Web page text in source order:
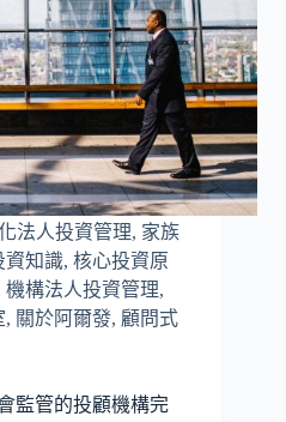
法人投資管理, 家族
資知識, 核心投資原
機構法人投資管理,
, 關於阿爾發, 顧問式
監管的投顧機構完